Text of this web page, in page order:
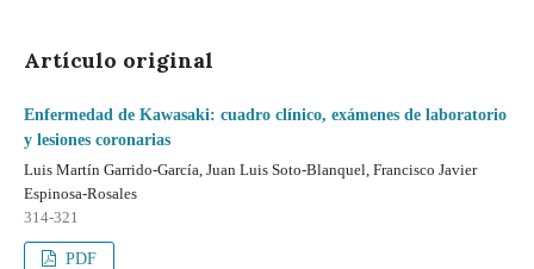
Artículo original
Enfermedad de Kawasaki: cuadro clínico, exámenes de laboratorio
y lesiones coronarias
Luis Martín Garrido-García, Juan Luis Soto-Blanquel, Francisco Javier
Espinosa-Rosales
314-321
PDF